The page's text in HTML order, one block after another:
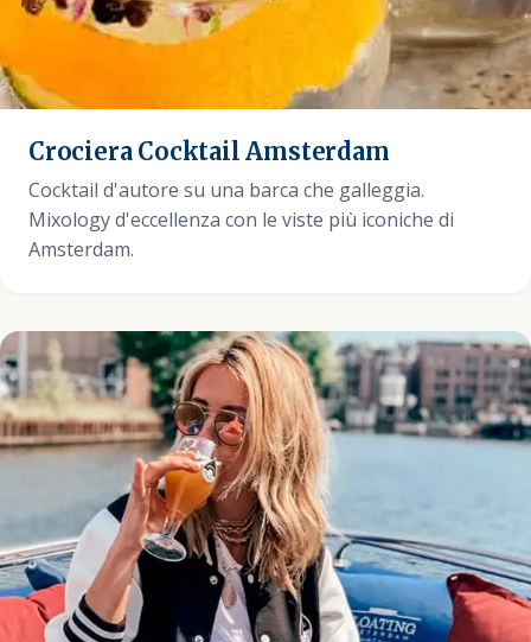
Crociera Cocktail Amsterdam
Cocktail d'autore su una barca che galleggia.
Mixology d'eccellenza con le viste più iconiche di
Amsterdam.